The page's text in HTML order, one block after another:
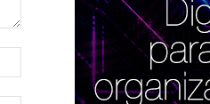
Nombre:*